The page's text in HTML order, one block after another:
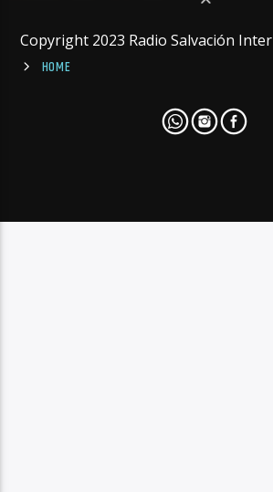
Copyright 2023 Radio Salvación
HOME